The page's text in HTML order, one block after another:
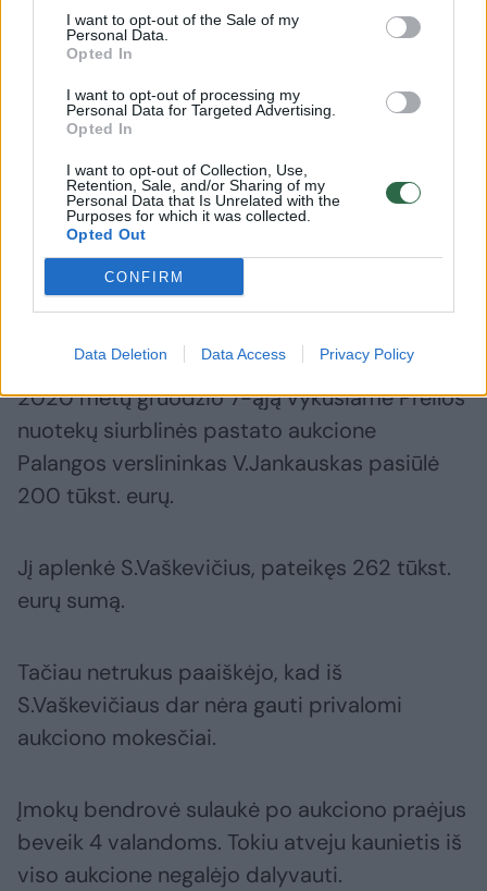
I want to opt-out of the Sale of my
Personal Data.
Opted In
I want to opt-out of processing my
Personal Data for Targeted Advertising.
Opted In
I want to opt-out of Collection, Use,
Retention, Sale, and/or Sharing of my
Personal Data that Is Unrelated with the
Purposes for which it was collected.
Opted Out
CONFIRM
Data Deletion Data Access Privacy Policy
Daugiau nuotraukų (2)
Neteisėtu pripažintas pardavinėjamo nuotekų siurblinės
pastato aukcionas jo organizatorius ir dalyvius įvėlė į
bylinėjimąsi.
E.Kazlaučiūnaitės nuotr.
2020 metų gruodžio 7-ąją vykusiame Preilos
nuotekų siurblinės pastato aukcione
Palangos verslininkas V.Jankauskas pasiūlė
200 tūkst. eurų.
Jį aplenkė S.Vaškevičius, pateikęs 262 tūkst.
eurų sumą.
Tačiau netrukus paaiškėjo, kad iš
S.Vaškevičiaus dar nėra gauti privalomi
aukciono mokesčiai.
Įmokų bendrovė sulaukė po aukciono praėjus
beveik 4 valandoms. Tokiu atveju kaunietis iš
viso aukcione negalėjo dalyvauti.